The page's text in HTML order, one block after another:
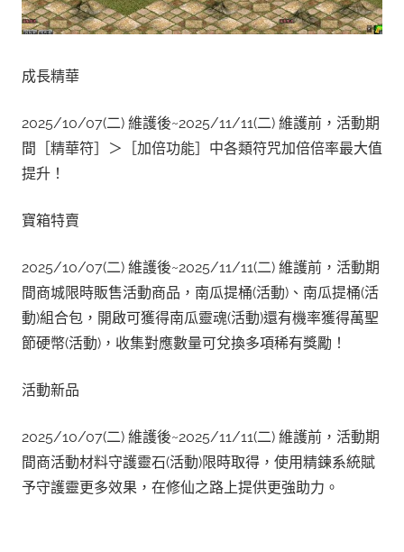
成長精華
2025/10/07(二) 維護後~2025/11/11(二) 維護前，活動期
間［精華符］＞［加倍功能］中各類符咒加倍倍率最大值
提升！
寶箱特賣
2025/10/07(二) 維護後~2025/11/11(二) 維護前，活動期
間商城限時販售活動商品，南瓜提桶(活動)、南瓜提桶(活
動)組合包，開啟可獲得南瓜靈魂(活動)還有機率獲得萬聖
節硬幣(活動)，收集對應數量可兌換多項稀有獎勵！
活動新品
2025/10/07(二) 維護後~2025/11/11(二) 維護前，活動期
間商活動材料守護靈石(活動)限時取得，使用精鍊系統賦
予守護靈更多效果，在修仙之路上提供更強助力。